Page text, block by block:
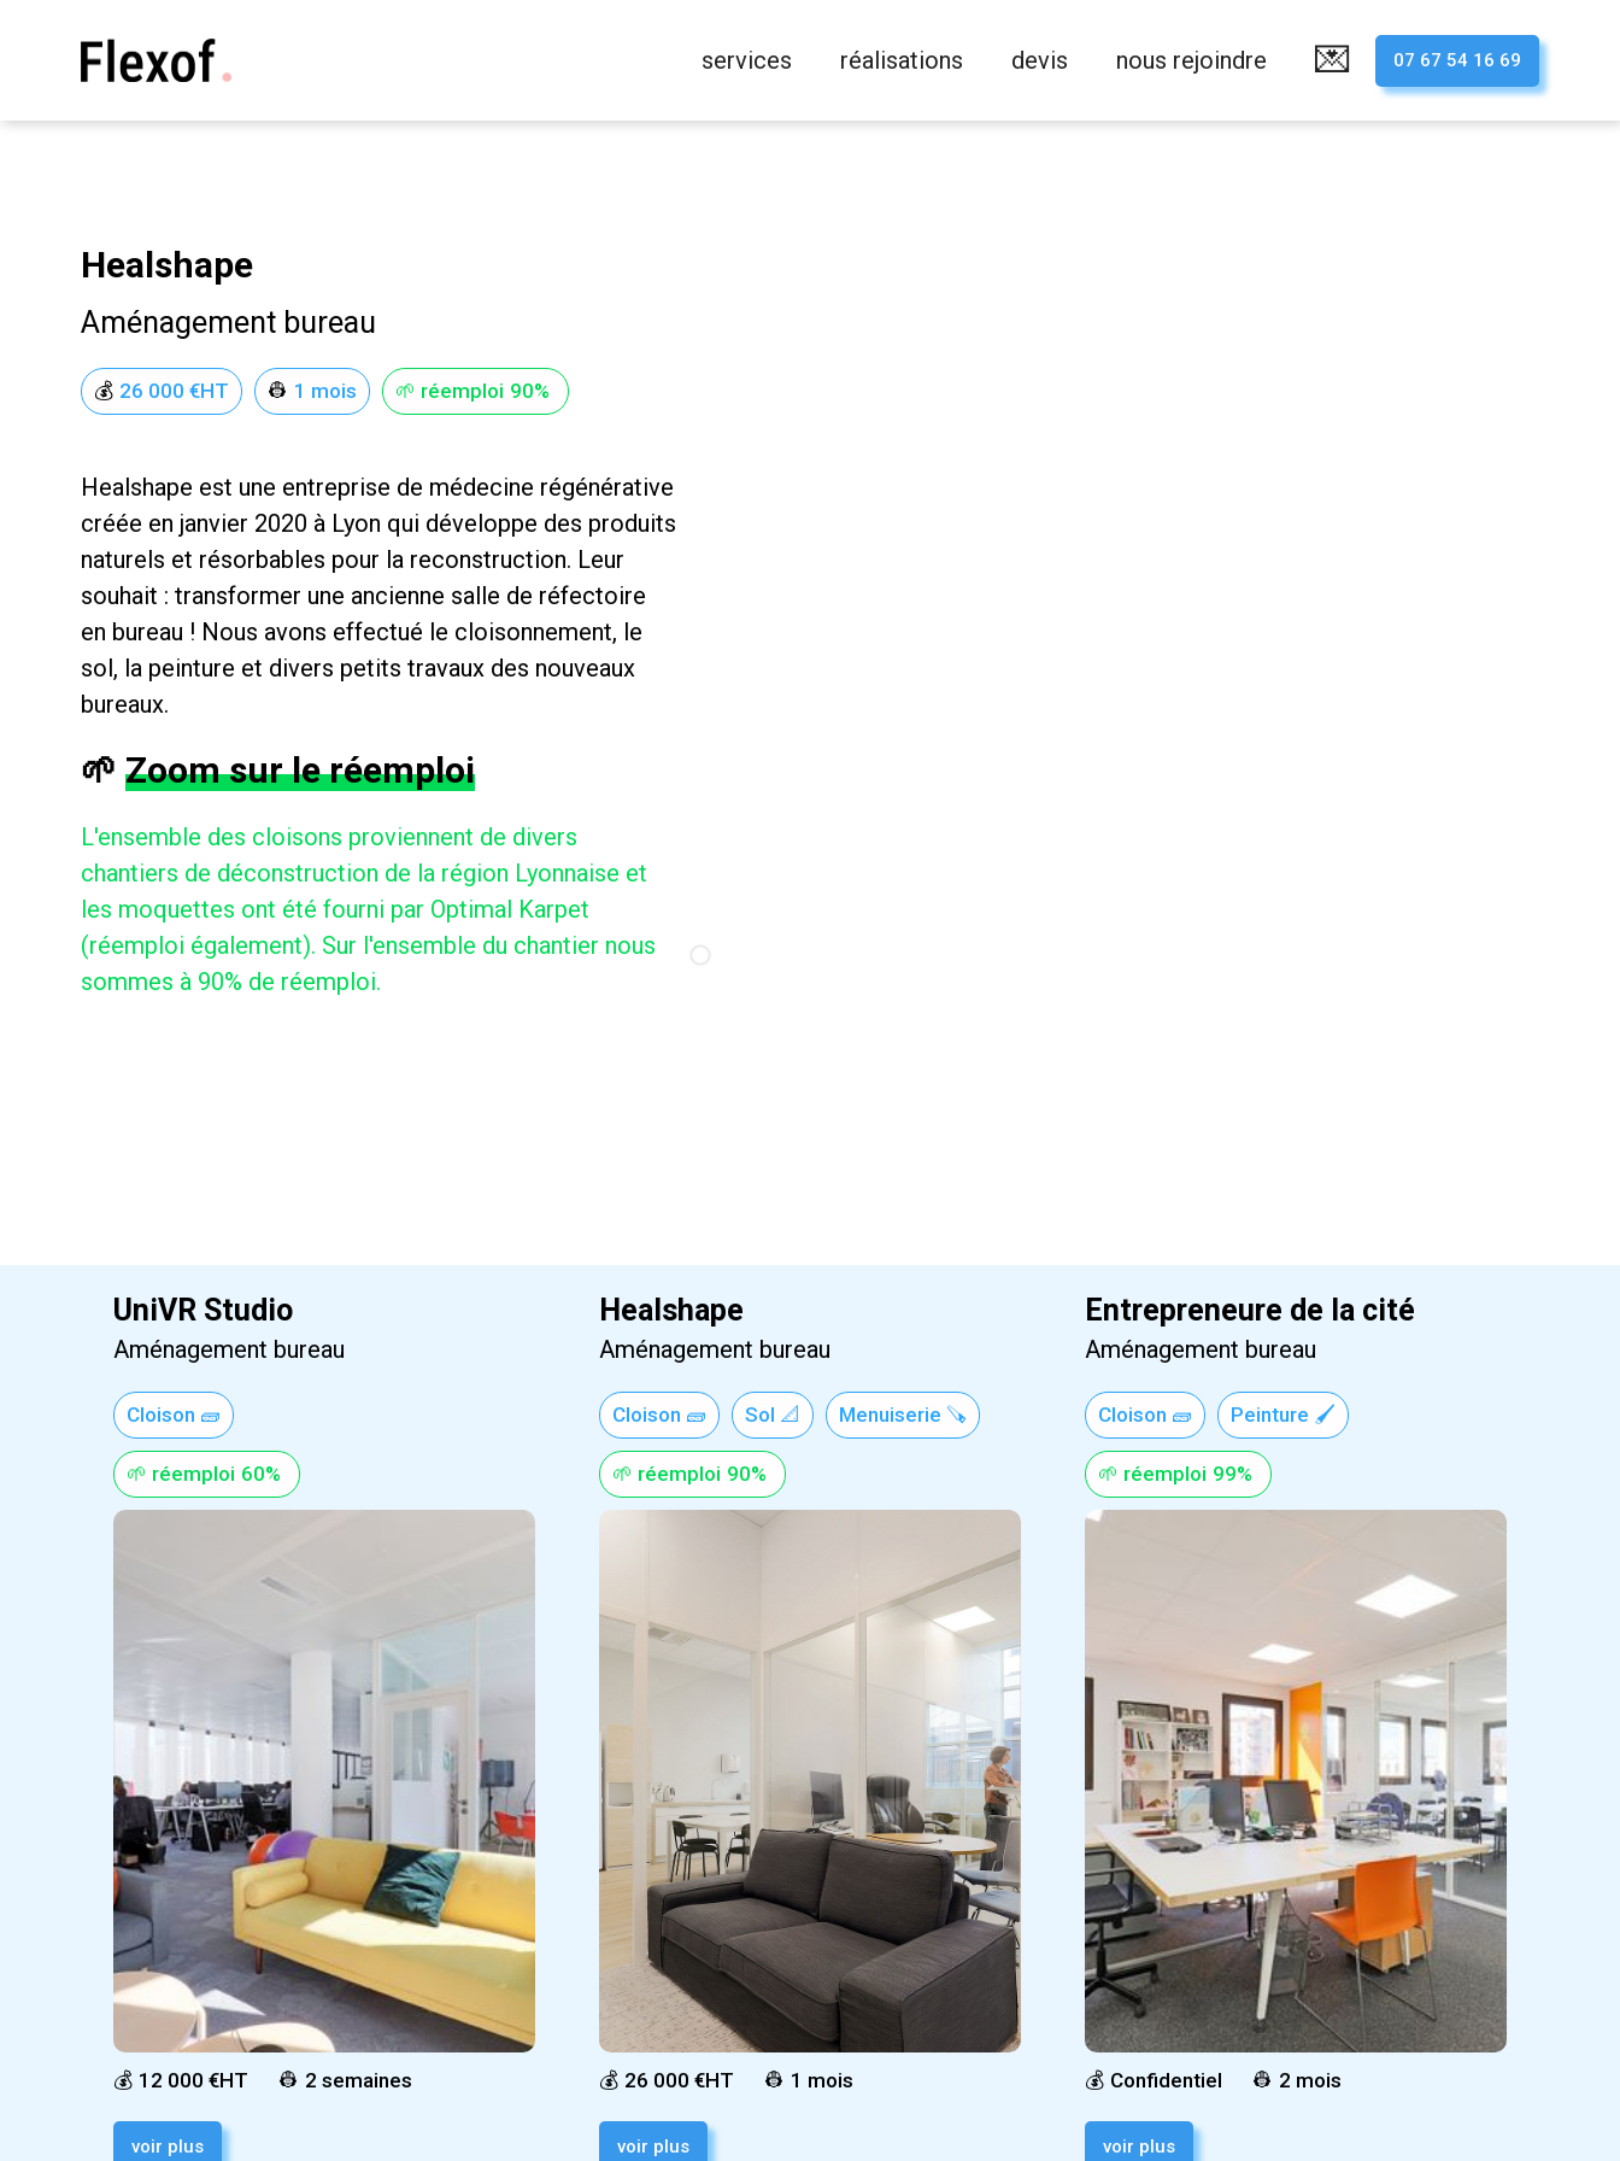
services réalisations devis nous rejoindre 💌 07 67 54 16 69
Healshape
Aménagement bureau
💰 26 000 €HT 👷 1 mois 🌱 réemploi 90%
Healshape est une entreprise de médecine régénérative
créée en janvier 2020 à Lyon qui développe des produits
naturels et résorbables pour la reconstruction. Leur
souhait : transformer une ancienne salle de réfectoire
en bureau ! Nous avons effectué le cloisonnement, le
sol, la peinture et divers petits travaux des nouveaux
bureaux.
🌱Zoom sur le réemploi
L'ensemble des cloisons proviennent de divers
chantiers de déconstruction de la région Lyonnaise et
les moquettes ont été fourni par Optimal Karpet
(réemploi également). Sur l'ensemble du chantier nous
sommes à 90% de réemploi.
UniVR Studio
Aménagement bureau
Cloison 🧱
🌱 réemploi 60%
💰 12 000 €HT 👷 2 semaines
voir plus
Healshape
Aménagement bureau
Cloison 🧱 Sol 📐 Menuiserie 🪚
🌱 réemploi 90%
💰 26 000 €HT 👷 1 mois
voir plus
Entrepreneure de la cité
Aménagement bureau
Cloison 🧱 Peinture 🖌️
🌱 réemploi 99%
💰 Confidentiel 👷 2 mois
voir plus